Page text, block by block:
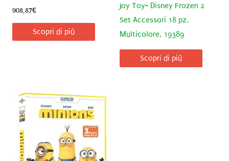
908,87€
Scopri di più
Joy Toy- Disney Frozen 2
Set Accessori 18 pz,
Multicolore, 19389
Scopri di più